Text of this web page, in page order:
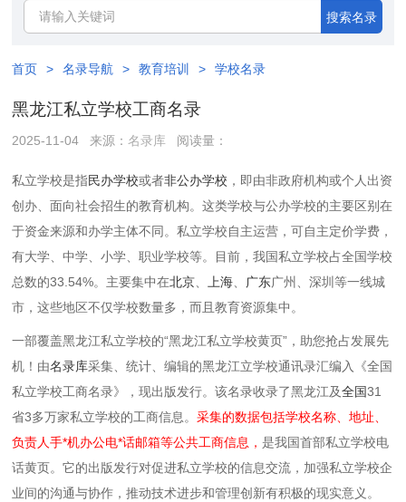
搜索名录
首页 > 名录导航 > 教育培训 > 学校名录
黑龙江私立学校工商名录
2025-11-04 来源：名录库 阅读量：
私立学校是指‌民办学校‌或者非公办学校 ，即由非政府机构或个人出资
创办、面向社会招生的教育机构。这类学校与公办学校的主要区别在
于资金来源和办学主体不同。私立学校自主运营，可自主定价学费，
有大学、中学、小学、职业学校等。目前，我国私立学校占全国学校
总数的33.54%。主要集中在北京 上海 广东广州、深圳等一线城
市，这些地区不仅学校数量多，而且教育资源集中。
一部覆盖黑龙江私立学校的“黑龙江私立学校黄页”，助您抢占发展先
机！由名录库采集、统计、编辑的黑龙江立学校通讯录汇编入《全国
私立学校工商名录》，现出版发行。该名录收录了黑龙江及全国31
省3多万家私立学校的工商信息。采集的数据包括学校名称、地址、
负责人手*机办公电*话邮箱等公共工商信息，是我国首部私立学校电
话黄页。它的出版发行对促进私立学校的信息交流，加强私立学校企
业间的沟通与协作，推动技术进步和管理创新有积极的现实意义。